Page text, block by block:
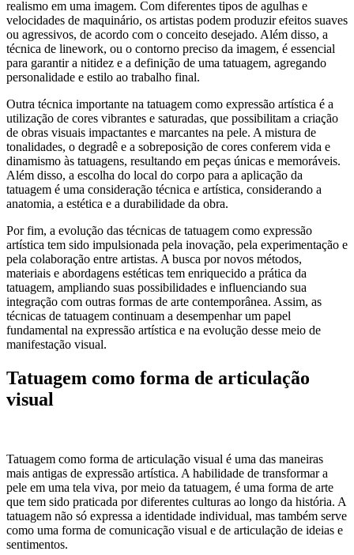
realismo em uma imagem. Com diferentes tipos de agulhas e
velocidades de maquinário, os artistas podem produzir efeitos suaves
ou agressivos, de acordo com o conceito desejado. Além disso, a
técnica de linework, ou o contorno preciso da imagem, é essencial
para garantir a nitidez e a definição de uma tatuagem, agregando
personalidade e estilo ao trabalho final.
Outra técnica importante na tatuagem como expressão artística é a
utilização de cores vibrantes e saturadas, que possibilitam a criação
de obras visuais impactantes e marcantes na pele. A mistura de
tonalidades, o degradê e a sobreposição de cores conferem vida e
dinamismo às tatuagens, resultando em peças únicas e memoráveis.
Além disso, a escolha do local do corpo para a aplicação da
tatuagem é uma consideração técnica e artística, considerando a
anatomia, a estética e a durabilidade da obra.
Por fim, a evolução das técnicas de tatuagem como expressão
artística tem sido impulsionada pela inovação, pela experimentação e
pela colaboração entre artistas. A busca por novos métodos,
materiais e abordagens estéticas tem enriquecido a prática da
tatuagem, ampliando suas possibilidades e influenciando sua
integração com outras formas de arte contemporânea. Assim, as
técnicas de tatuagem continuam a desempenhar um papel
fundamental na expressão artística e na evolução desse meio de
manifestação visual.
Tatuagem como forma de articulação
visual
Tatuagem como forma de articulação visual é uma das maneiras
mais antigas de expressão artística. A habilidade de transformar a
pele em uma tela viva, por meio da tatuagem, é uma forma de arte
que tem sido praticada por diferentes culturas ao longo da história. A
tatuagem não só expressa a identidade individual, mas também serve
como uma forma de comunicação visual e de articulação de ideias e
sentimentos.